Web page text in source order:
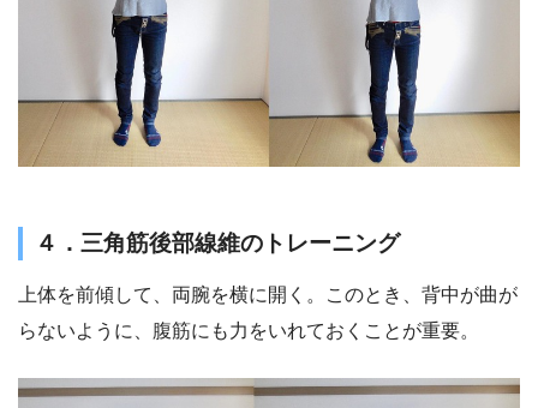
４．三角筋後部線維のトレーニング
上体を前傾して、両腕を横に開く。このとき、背中が曲が
らないように、腹筋にも力をいれておくことが重要。